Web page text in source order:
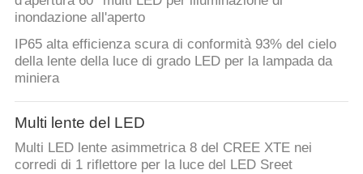
inondazione all'aperto
IP65 alta efficienza scura di conformità 93% del cielo
della lente della luce di grado LED per la lampada da
miniera
Multi lente del LED
Multi LED lente asimmetrica 8 del CREE XTE nei
corredi di 1 riflettore per la luce del LED Sreet